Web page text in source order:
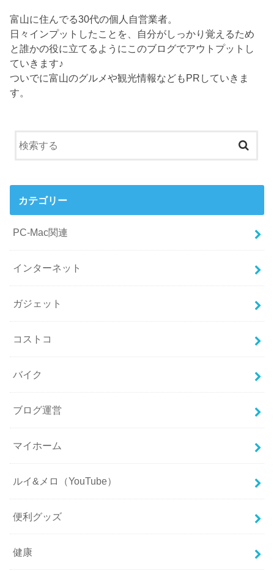
富山に住んでる30代の個人自営業者。
日々インプットしたことを、自分がしっかり覚えるため
と誰かの役に立てるようにこのブログでアウトプットし
ていきます♪
ついでに富山のグルメや観光情報などもPRしていきま
す。
カテゴリー
PC-Mac関連
インターネット
ガジェット
コストコ
バイク
ブログ運営
マイホーム
ルイ&メロ（YouTube）
便利グッズ
健康